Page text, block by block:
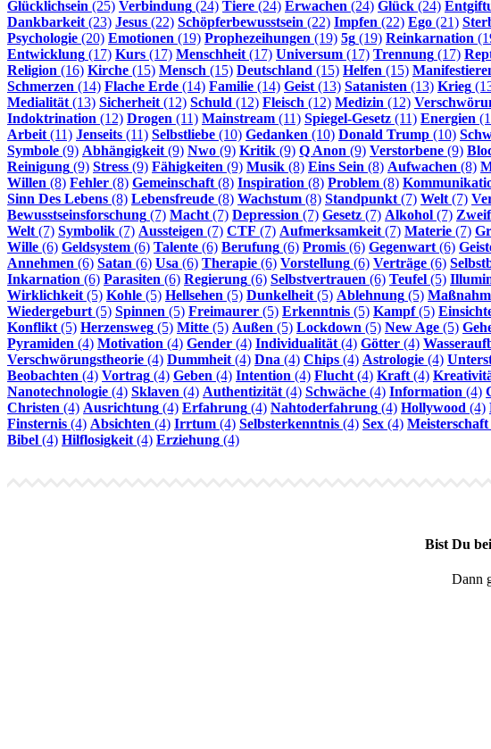
Glücklichsein (25) Verbindung (24) Tiere (24) Erwachen (24) Glück (24)
Dankbarkeit (23) Jesus (22) Schöpferbewusstsein (22) Impfen (22) Ego (21)
Psychologie (20) Emotionen (19) Prophezeihungen (19) 5g (19) Reinkarnation
Entwicklung (17) Kurs (17) Menschheit (17) Universum (17) Trennung (17)
Religion (16) Kirche (15) Mensch (15) Deutschland (15) Helfen (15)
Schmerzen (14) Flache Erde (14) Familie (14) Geist (13) Satanisten (13) Krieg
Medialität (13) Sicherheit (12) Schuld (12) Fleisch (12) Medizin (12)
Indoktrination (12) Drogen (11) Mainstream (11) Spiegel-Gesetz (11) Energien
Arbeit (11) Jenseits (11) Selbstliebe (10) Gedanken (10) Donald Trump (10)
Symbole (9) Abhängigkeit (9) Nwo (9) Kritik (9) Q Anon (9) Verstorbene (9)
Reinigung (9) Stress (9) Fähigkeiten (9) Musik (8) Eins Sein (8) Aufwachen (8)
Willen (8) Fehler (8) Gemeinschaft (8) Inspiration (8) Problem (8)
Sinn Des Lebens (8) Lebensfreude (8) Wachstum (8) Standpunkt (7) Welt (7)
Bewusstseinsforschung (7) Macht (7) Depression (7) Gesetz (7) Alkohol (7)
Welt (7) Symbolik (7) Aussteigen (7) CTF (7) Aufmerksamkeit (7) Materie (7)
Wille (6) Geldsystem (6) Talente (6) Berufung (6) Promis (6) Gegenwart (6)
Annehmen (6) Satan (6) Usa (6) Therapie (6) Vorstellung (6) Verträge (6)
Inkarnation (6) Parasiten (6) Regierung (6) Selbstvertrauen (6) Teufel (5)
Wirklichkeit (5) Kohle (5) Hellsehen (5) Dunkelheit (5) Ablehnung (5)
Wiedergeburt (5) Spinnen (5) Freimaurer (5) Erkenntnis (5) Kampf(5)
Konflikt (5) Herzensweg (5) Mitte (5) Außen (5) Lockdown (5) New Age (5)
Pyramiden (4) Motivation (4) Gender (4) Individualität (4) Götter (4)
Verschwörungstheorie (4) Dummheit (4) Dna (4) Chips (4) Astrologie (4)
Beobachten (4) Vortrag (4) Geben (4) Intention (4) Flucht (4) Kraft (4)
Nanotechnologie (4) Sklaven (4) Authentizität (4) Schwäche (4) Information (4)
Christen (4) Ausrichtung (4) Erfahrung (4) Nahtoderfahrung (4) Hollywood (4)
Finsternis (4) Absichten (4) Irrtum (4) Selbsterkenntnis (4) Sex (4) Meisterschaft
Bibel (4) Hilflosigkeit (4) Erziehung (4)
Bist Du
Dann